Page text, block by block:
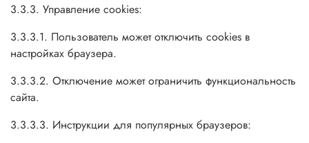
3.3.3. Управление cookies:
3.3.3.1. Пользователь может отключить cookies в
настройках браузера.
3.3.3.2. Отключение может ограничить функциональность
сайта.
3.3.3.3. Инструкции для популярных браузеров: